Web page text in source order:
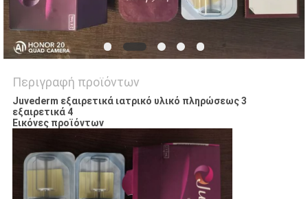
Περιγραφή προϊόντων
Juvederm εξαιρετικά ιατρικό υλικό πληρώσεως 3
εξαιρετικά 4
Εικόνες προϊόντων